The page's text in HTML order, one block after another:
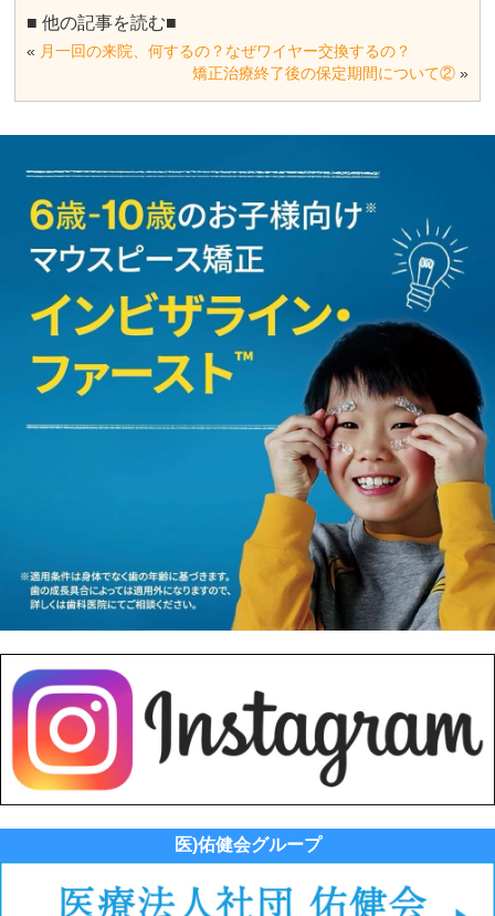
■ 他の記事を読む■
« 月一回の来院、何するの？なぜワイヤー交換するの？
矯正治療終了後の保定期間について②»
医)佑健会グループ